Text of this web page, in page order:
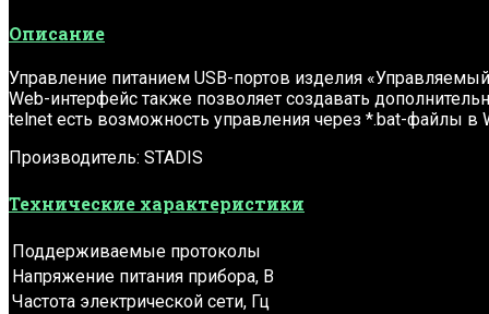
Описание
Управление питанием USB-портов изделия
Web-интерфейс также позволяет создавать
telnet есть возможность управления через *.bat-файлы
Производитель: STADIS
Технические характеристики
Поддерживаемые протоколы
Напряжение питания прибора, В
Частота электрической сети, Гц